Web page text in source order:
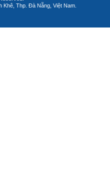
Khê, Thp. Đà Nẵng, Việt Nam.